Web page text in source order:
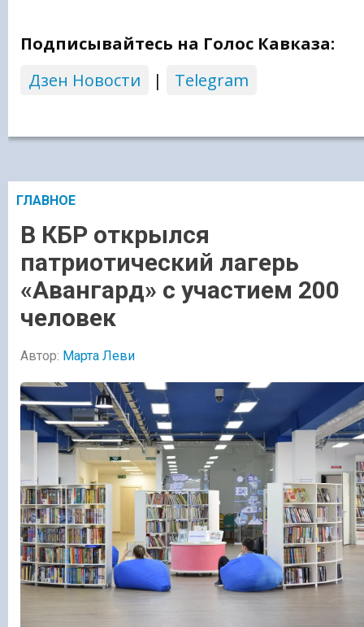
Подписывайтесь на Голос Кавказа:
Дзен Новости
| Telegram
ГЛАВНОЕ
В КБР открылся
патриотический лагерь
«Авангард» с участием 200
человек
Автор: Марта Леви